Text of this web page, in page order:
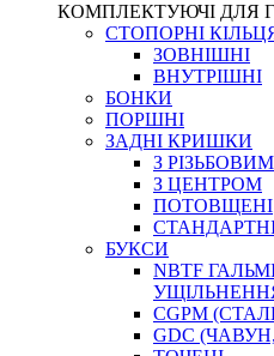
КОМПЛЕКТУЮЧІ ДЛЯ
СТОПОРНІ
ЗОВНІШНІ
ВНУТРІШНІ
БОНКИ
ПОРШНІ
ЗАДНІ КРИШКИ
З
З ЦЕНТРОМ
ПОТОВЩЕНІ
БУКСИ
NBTF
CGPM
GDC